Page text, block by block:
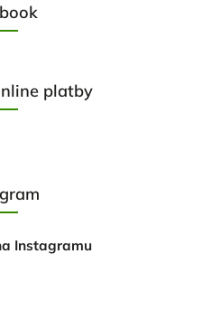
platby
Instagramu